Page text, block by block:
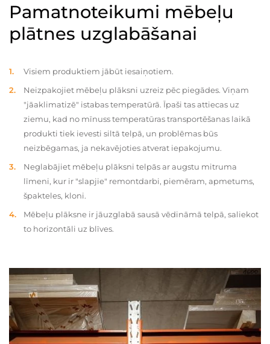
Pamatnoteikumi mēbeļu
plātnes uzglabāšanai
Visiem produktiem jābūt iesaiņotiem.
Neizpakojiet mēbeļu plāksni uzreiz pēc piegādes. Viņam
"jāaklimatizē" istabas temperatūrā. Īpaši tas attiecas uz
ziemu, kad no mīnuss temperatūras transportēšanas laikā
produkti tiek ievesti siltā telpā, un problēmas būs
neizbēgamas, ja nekavējoties atverat iepakojumu.
Neglabājiet mēbeļu plāksni telpās ar augstu mitruma
līmeni, kur ir "slapjie" remontdarbi, piemēram, apmetums,
špakteles, kloni.
Mēbeļu plāksne ir jāuzglabā sausā vēdināmā telpā, saliekot
to horizontāli uz blīves.